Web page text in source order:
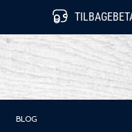
BLOG